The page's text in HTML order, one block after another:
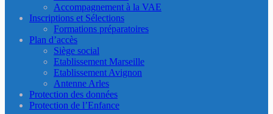
Accompagnement à la VAE
Inscriptions et Sélections
Formations préparatoires
Plan d’accès
Siège social
Etablissement Marseille
Etablissement Avignon
Antenne Arles
Protection des données
Protection de l’Enfance